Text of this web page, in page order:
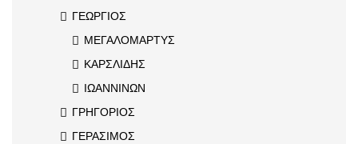
ΓΕΩΡΓΙΟΣ
ΜΕΓΑΛΟΜΑΡΤΥΣ
ΚΑΡΣΛΙΔΗΣ
ΙΩΑΝΝΙΝΩΝ
ΓΡΗΓΟΡΙΟΣ
ΓΕΡΑΣΙΜΟΣ